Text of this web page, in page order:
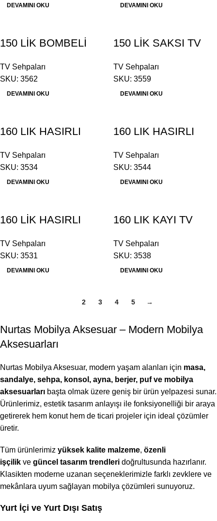
DEVAMINI OKU DEVAMINI OKU
150 LİK BOMBELİ
SEHPASI
TV Sehpaları
SKU: 3562
DEVAMINI OKU
150 LİK SAKSI TV
TV Sehpaları
SKU: 3559
DEVAMINI OKU
160 LIK HASIRLI
SEHPASI
TV Sehpaları
SKU: 3534
DEVAMINI OKU
160 LIK HASIRLI
TV Sehpaları
SKU: 3544
DEVAMINI OKU
160 LİK HASIRLI
TV Sehpaları
SKU: 3531
DEVAMINI OKU
160 LIK KAYI TV
TV Sehpaları
SKU: 3538
DEVAMINI OKU
2 3 4 5 →
Nurtas Mobilya Aksesuar – Modern Mobilya
Aksesuarları
Nurtas Mobilya Aksesuar, modern yaşam alanları için masa,
sandalye, sehpa, konsol, ayna, berjer, puf ve mobilya
aksesuarları başta olmak üzere geniş bir ürün yelpazesi sunar.
Ürünlerimiz, estetik tasarım anlayışı ile fonksiyonelliği bir araya
getirerek hem konut hem de ticari projeler için ideal çözümler
üretir.
Tüm ürünlerimiz yüksek kalite malzeme, özenli
işçilik ve güncel tasarım trendleri doğrultusunda hazırlanır.
Klasikten moderne uzanan seçeneklerimizle farklı zevklere ve
mekânlara uyum sağlayan mobilya çözümleri sunuyoruz.
Yurt İçi ve Yurt Dışı Satış